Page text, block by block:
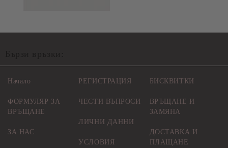
Начало
ФОРМУЛЯР ЗА
ВРЪЩАНЕ
ЗА НАС
РЕГИСТРАЦИЯ
ЧЕСТИ ВЪПРОСИ
ЛИЧНИ ДАННИ
УСЛОВИЯ
БИСКВИТКИ
ВРЪЩАНЕ И
ЗАМЯНА
ДОСТАВКА И
ПЛАЩАНЕ